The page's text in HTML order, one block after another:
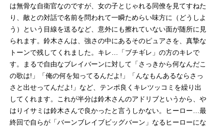
は無骨な自衛官なのですが、女の子とじゃれる同僚を見てすねた
り、敵との対話で名前を問われて一瞬ためらい味方に（どうしよ
う）という目線を送るなど、意外にも擦れていない面が随所に見
られます。鈴木さんは、強さの中にあるそのピュアさを、真摯な
トーンで残してくれました。キレ…「ブチギレ」の方のキレで
す。まるで自由なブレイバーンに対して「さっきから何なんだこ
の歌は!」「俺の何を知ってるんだよ!」「んなもんあるならさっ
さと出せってんだよ!」など、テンポ良くキレツッコミを繰り出
してくれます。これが半分は鈴木さんのアドリブというから、や
はりイサミは鈴木さんで良かったと言うしかない。ヒーロー…最
終回で自らが「バーンブレイブビッグバーン」なるヒーローにな